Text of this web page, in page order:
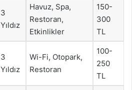
3
Yıldız
Havuz, Spa,
Restoran,
Etkinlikler
150-
300
TL
3
Yıldız
Wi-Fi, Otopark,
Restoran
100-
250
TL